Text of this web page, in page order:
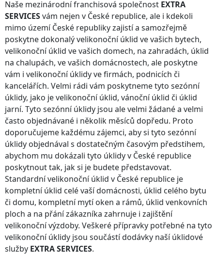
Naše mezinárodní franchisová společnost EXTRA
SERVICESvám nejen v České republice, ale i kdekoli
mimo území České republikyzajistí a samozřejmě
poskytne dokonalý velikonoční úklid ve vašich bytech,
velikonoční úklid ve vašich domech, na zahradách, úklid
na chalupách, ve vašich domácnostech, ale poskytne
vám i velikonoční úklidy ve firmách, podnicích či
kancelářích. Velmi rádi vám poskytneme tyto sezónní
úklidy, jako je velikonoční úklid, vánoční úklid či úklid
jarní. Tyto sezónní úklidy jsou ale velmi žádané a velmi
často objednávané i několik měsíců dopředu. Proto
doporučujeme každému zájemci, aby si tyto sezónní
úklidy objednával s dostatečným časovým předstihem,
abychom mu dokázali tyto úklidyv České republice
poskytnout tak, jak si je budete představovat.
Standardní velikonoční úklid v České republice je
kompletní úklid celé vaší domácnosti, úklid celého bytu
či domu, kompletní mytí oken a rámů, úklid venkovních
ploch a na přání zákazníka zahrnuje i zajištění
velikonoční výzdoby. Veškeré přípravky potřebné na tyto
velikonoční úklidy jsou součástí dodávky naší úklidové
služby EXTRA SERVICES.